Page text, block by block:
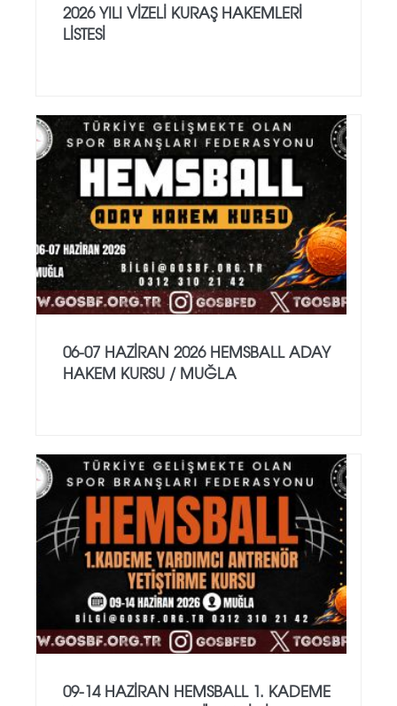
2026 YILI VİZELİ KURAŞ HAKEMLERİ
LİSTESİ
06-07 HAZİRAN 2026 HEMSBALL ADAY
HAKEM KURSU / MUĞLA
09-14 HAZİRAN HEMSBALL 1. KADEME